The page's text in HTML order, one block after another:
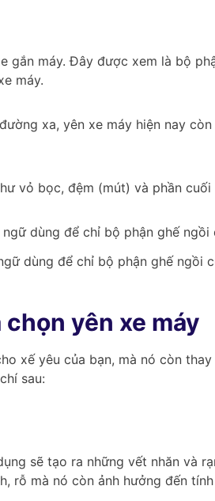
gắn máy. Đây được xem là bộ
máy.
xa, yên xe máy hiện nay
vỏ bọc, đệm (mút) và phần
dùng để chỉ bộ phận ghế ngồi
yên xe máy
xế yêu của bạn, mà nó còn
sau:
sẽ tạo ra những vết nhăn và
rỗ mà nó còn ảnh hưởng đến